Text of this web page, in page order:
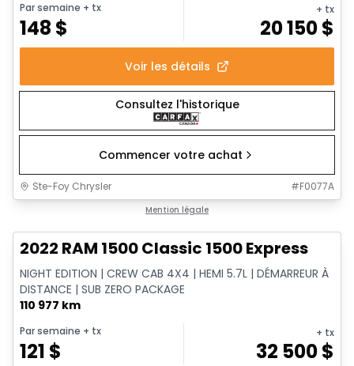
Par semaine + tx
148 $
+ tx
20 150$
Voir les détails
Consultez l'historique
Commencer votre achat
Ste-Foy Chrysler #F0077A
Mention légale
2022 RAM 1500 Classic 1500 Express
NIGHT EDITION | CREW CAB 4X4 | HEMI 5.7L | DÉMARREUR À
DISTANCE | SUB ZERO PACKAGE
110 977 km
Par semaine + tx
121 $
+ tx
32 500$